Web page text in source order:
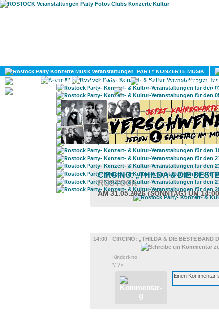
PARTY KONZERTE MUSIK
KULTUR
GAY
CIRCINO: „THILDA & DIE
ROSTOCK
AM 31.05.2026 (SONNTAG) UM
14:00
CIRCINO: „THILDA & DIE BESTE BAND
Kinderkino
*/ ?>